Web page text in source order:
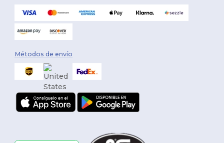
Métodos de envío